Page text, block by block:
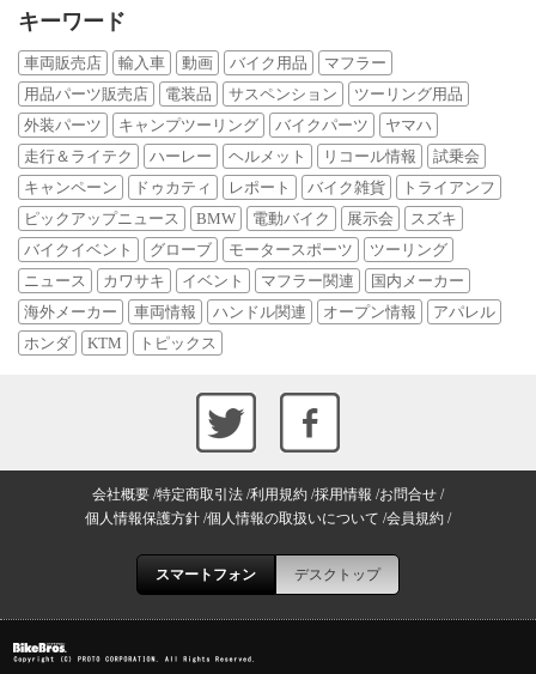
キーワード
車両販売店 輸入車 動画 バイク用品
マフラー
用品パーツ販売店
電装品 サスペンション
ツーリング用品
外装パーツ
キャンプツーリング バイクパーツ
ヤマハ
走行＆ライテク
ハーレー ヘルメット リコール情報
試乗会
キャンペーン
ドゥカティ レポート バイク雑貨
トライアンフ
ピックアップニュース
BMW 電動バイク 展示会
スズキ
バイクイベント
グローブ モータースポーツ
ツーリング
ニュース
カワサキ イベント マフラー関連
国内メーカー
海外メーカー
車両情報 ハンドル関連 オープン情報
アパレル
ホンダ
KTM トピックス
会社概要 特定商取引法 利用規約 採用情報 お問合せ
個人情報保護方針 個人情報の取扱いについて 会員規約
スマートフォン デスクトップ